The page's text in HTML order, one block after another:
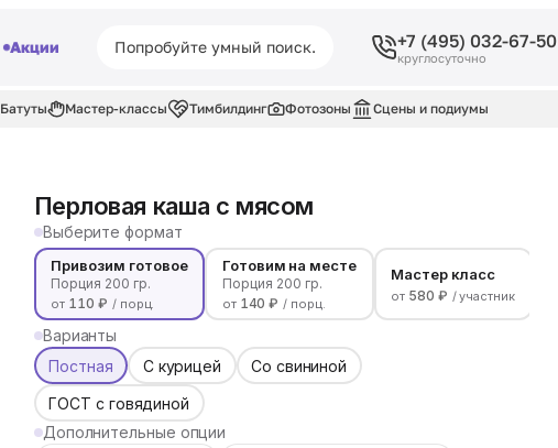
Акции +7 (495) 032-67-50
круглосуточно
Батуты Мастер-классы Тимбилдинг Фотозоны Сцены и подиумы
Перловая каша с мясом
Выберите формат
Привозим готовое
Порция 200 гр.
от 110 ₽ / порц.
Готовим на месте
Порция 200 гр.
от 140 ₽ / порц.
Мастер класс
от 580 ₽ / участник
Варианты
Постная
С курицей
Со свининой
ГОСТ с говядиной
Дополнительные опции